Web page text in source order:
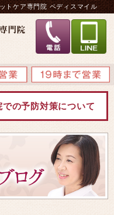
トケア専門院 ペディスマイル
の予防対策について